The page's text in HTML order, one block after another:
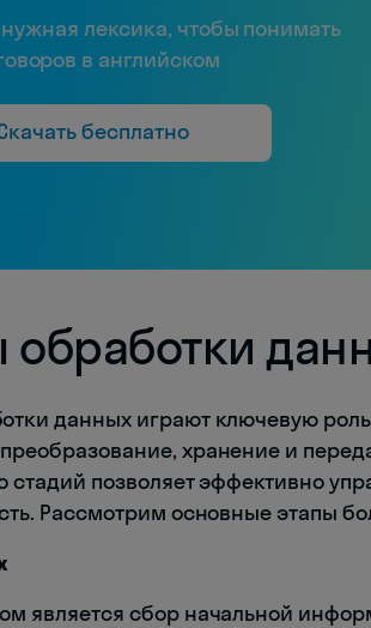
лексика, чтобы понимать
в английском
бесплатно
обработки
данных играют ключевую
хранение и
стадий позволяет эффективно
Рассмотрим основные этапы
является сбор начальной